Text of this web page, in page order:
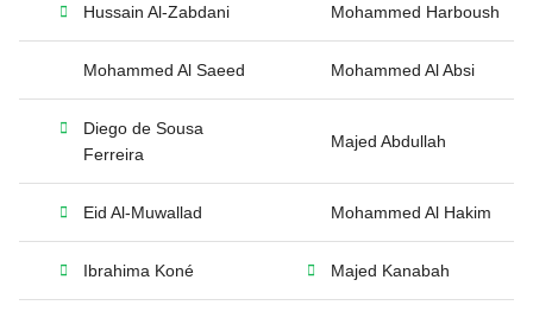
Hussain Al-Zabdani Mohammed Harboush
Mohammed Al Saeed Mohammed Al Absi
Diego de Sousa
Ferreira
Majed Abdullah
Eid Al-Muwallad Mohammed Al Hakim
Ibrahima Koné Majed Kanabah